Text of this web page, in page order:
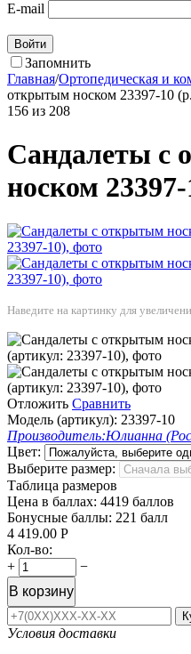
E-mail
Войти
Запомнить
Главная/Ортопедическая и
открытым носком 23397-10
156 из 208
Сандалеты с
носком
Наведите на картинку для
Отложить Сравнить
Модель (артикул): 23397-10
Производитель:Юлианна
Цвет:
Выберите размер:
Таблица размеров
Цена в баллах: 4419 баллов
Бонусные баллы: 221 балл
4 419.00 Р
Кол-во:
+
−
В корзину
Условия доставки